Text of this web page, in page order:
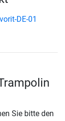
DE-01
Sie bitte den